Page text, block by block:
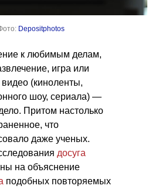
Depositphotos
к любимым делам,
игра или
(киноленты,
шоу, сериала) —
Притом настолько
что
даже ученых.
досуга
на объяснение
подобных повторяемых